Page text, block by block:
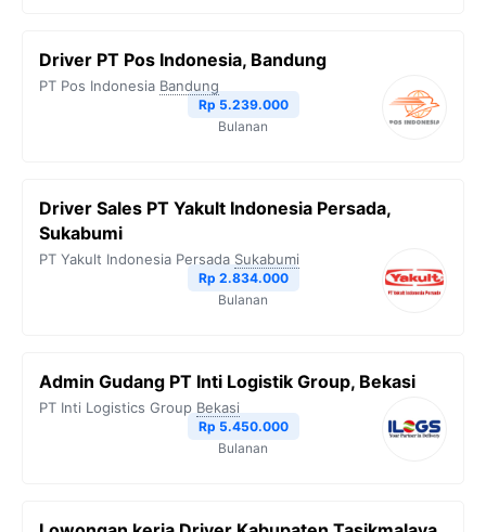
Driver PT Pos Indonesia, Bandung
PT Pos Indonesia Bandung
Rp 5.239.000
Bulanan
Driver Sales PT Yakult Indonesia Persada,
Sukabumi
PT Yakult Indonesia Persada Sukabumi
Rp 2.834.000
Bulanan
Admin Gudang PT Inti Logistik Group, Bekasi
PT Inti Logistics Group Bekasi
Rp 5.450.000
Bulanan